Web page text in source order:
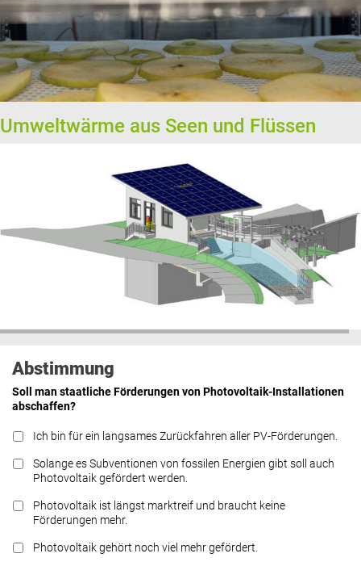
Umweltwärme aus Seen und Flüssen
Abstimmung
Soll man staatliche Förderungen von Photovoltaik-Installationen
abschaffen?
Ich bin für ein langsames Zurückfahren aller PV-Förderungen.
Solange es Subventionen von fossilen Energien gibt soll auch
Photovoltaik gefördert werden.
Photovoltaik ist längst marktreif und braucht keine
Förderungen mehr.
Photovoltaik gehört noch viel mehr gefördert.